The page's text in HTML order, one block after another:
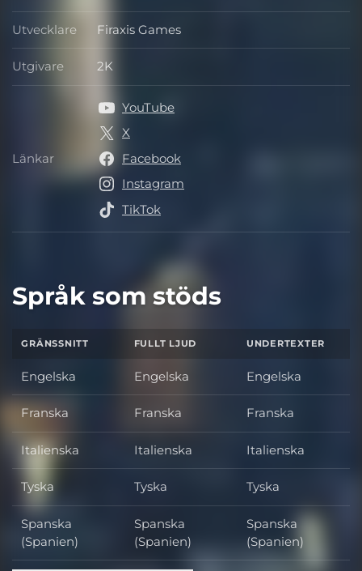
Utvecklare Utvecklare
Firaxis Games
Utgivare Utgivare
2K
Länkar Länkar
YouTube
X
Facebook
Instagram
TikTok
Språk som stöds
GRÄNSSNITT FULLT LJUD UNDERTEXTER
Engelska Engelska Engelska
Franska Franska Franska
Italienska Italienska Italienska
Tyska Tyska Tyska
Spanska
(Spanien)
Spanska
(Spanien)
Spanska
(Spanien)